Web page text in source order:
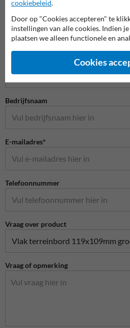
Stel je vraag aan
Bedrijfsnaam
E-mailadres*
Telefoonnummer
Vraag over product
Vraag of opmerking
cookiebeleid.
Door op "Cookies accepteren" te
instellingen van alle cookies. Indien
plaatsen we alleen functionele en
Cookies